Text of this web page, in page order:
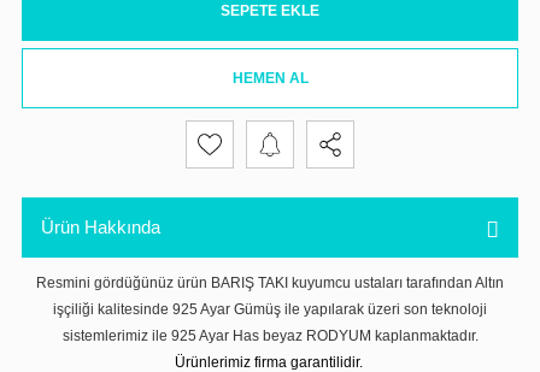
SEPETE EKLE
HEMEN AL
Ürün Hakkında
Resmini gördüğünüz ürün BARIŞ TAKI kuyumcu ustaları tarafından Altın
işçiliği kalitesinde 925 Ayar Gümüş ile yapılarak üzeri son teknoloji
sistemlerimiz ile 925 Ayar Has beyaz RODYUM kaplanmaktadır.
Ürünlerimiz firma garantilidir.